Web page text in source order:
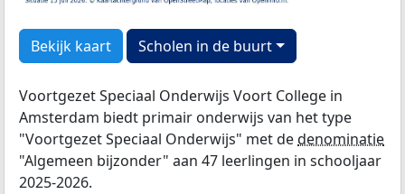
Bekijk kaart Scholen in de buurt
Voortgezet Speciaal Onderwijs Voort College in
Amsterdam biedt primair onderwijs van het type
"Voortgezet Speciaal Onderwijs" met dedenominatie
"Algemeen bijzonder" aan 47 leerlingen in schooljaar
2025-2026.